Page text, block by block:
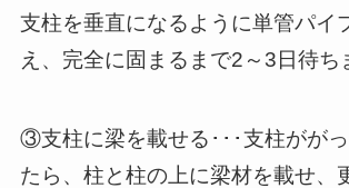
支柱を垂直になるように単管パイ
え、完全に固まるまで2～3日待ち
③支柱に梁を載せる･･･支柱がが
たら、柱と柱の上に梁材を載せ、